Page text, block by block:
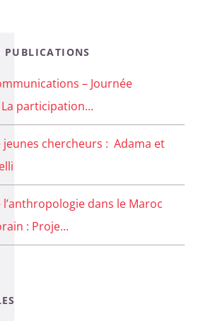
PUBLICATIONS
– Journée
La participation...
jeunes chercheurs : Adama et
dans le Maroc
: Proje...